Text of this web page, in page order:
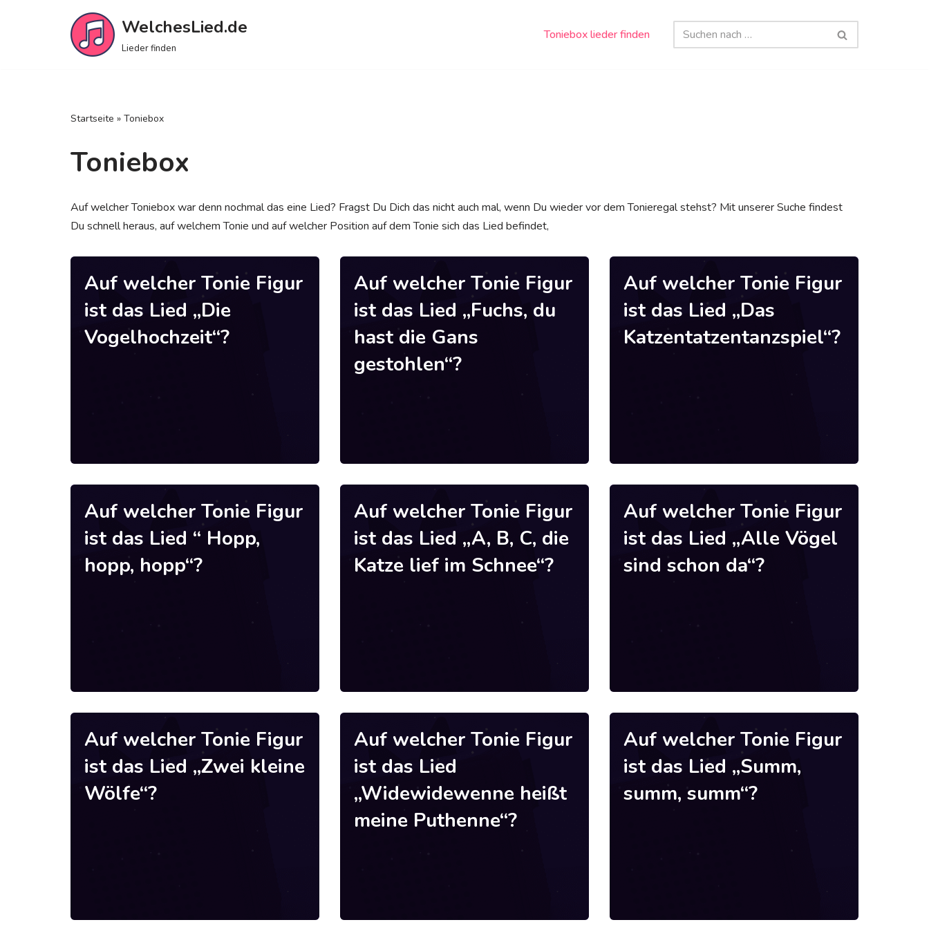
WelchesLied.de
Lieder finden
Toniebox lieder finden
Startseite » Toniebox
Toniebox
Auf welcher Toniebox war denn nochmal das eine Lied? Fragst Du Dich das nicht auch mal, wenn Du wieder vor dem Tonieregal stehst? Mit unserer Suche findest
Du schnell heraus, auf welchem Tonie und auf welcher Position auf dem Tonie sich das Lied befindet,
Auf welcher Tonie Figur
ist das Lied „Die
Vogelhochzeit“?
Auf welcher Tonie Figur
ist das Lied „Fuchs, du
hast die Gans
gestohlen“?
Auf welcher Tonie Figur
ist das Lied „Das
Katzentatzentanzspiel“?
Auf welcher Tonie Figur
ist das Lied “ Hopp,
hopp, hopp“?
Auf welcher Tonie Figur
ist das Lied „A, B, C, die
Katze lief im Schnee“?
Auf welcher Tonie Figur
ist das Lied „Alle Vögel
sind schon da“?
Auf welcher Tonie Figur
ist das Lied „Zwei kleine
Wölfe“?
Auf welcher Tonie Figur
ist das Lied
„Widewidewenne heißt
meine Puthenne“?
Auf welcher Tonie Figur
ist das Lied „Summ,
summ, summ“?